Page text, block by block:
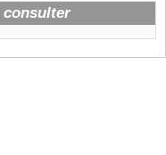
consulter